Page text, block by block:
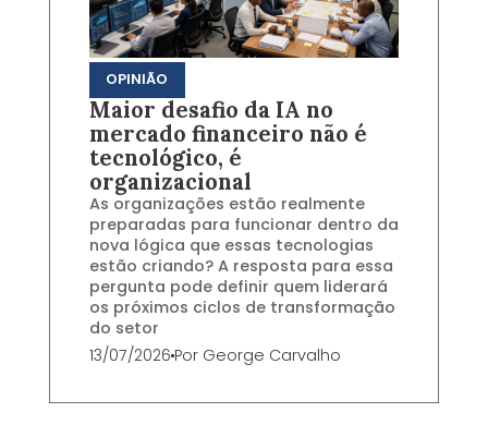
OPINIÃO
Maior desafio da IA no
mercado financeiro não é
tecnológico, é
organizacional
As organizações estão realmente
preparadas para funcionar dentro da
nova lógica que essas tecnologias
estão criando? A resposta para essa
pergunta pode definir quem liderará
os próximos ciclos de transformação
do setor
13/07/2026Por George Carvalho